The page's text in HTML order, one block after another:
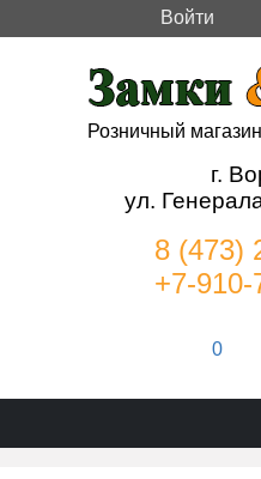
Войти
Розничный
г.
ул.
8 (473)
+7-910-
0